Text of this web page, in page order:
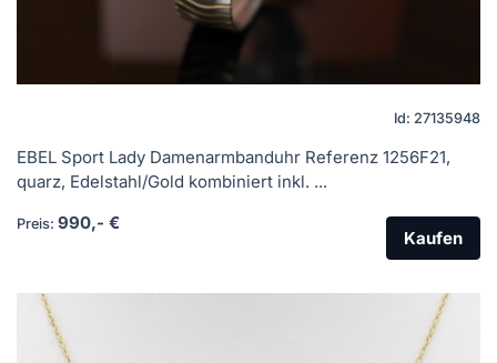
Id: 27135948
EBEL Sport Lady Damenarmbanduhr Referenz 1256F21,
quarz, Edelstahl/Gold kombiniert inkl. ...
Preis: 990,- €
Kaufen